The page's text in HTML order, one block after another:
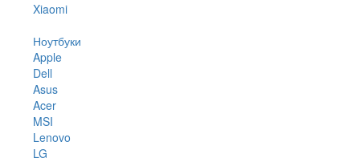
Xiaomi
Ноутбуки
Apple
Dell
Asus
Acer
MSI
Lenovo
LG